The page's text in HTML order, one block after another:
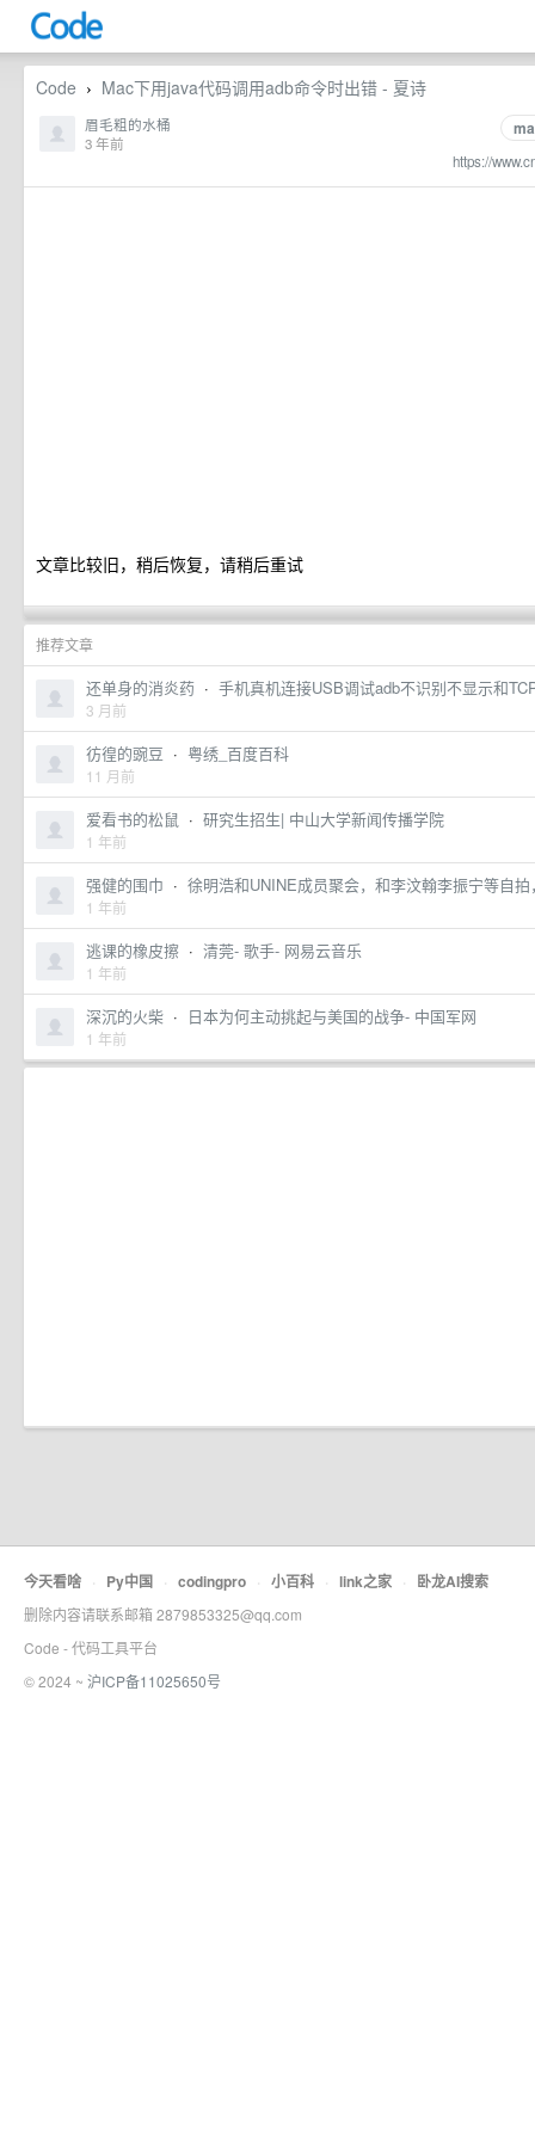
Code › Mac下用java代码调用adb命令时出错 - 夏诗
https://
眉毛粗的水桶
3 年前
文章比较旧，稍后恢复，请稍后重试
推荐文章
还单身的消炎药 · 手机真机连接USB调试adb不识别不显示和
3 月前
彷徨的豌豆 · 粤绣_百度百科
11 月前
爱看书的松鼠 · 研究生招生| 中山大学新闻传播学院
1 年前
强健的围巾 · 徐明浩和UNINE成员聚会，和李汶翰李振宁等自
1 年前
逃课的橡皮擦 · 清莞- 歌手- 网易云音乐
1 年前
深沉的火柴 · 日本为何主动挑起与美国的战争- 中国军网
1 年前
今天看啥 · Py中国 · codingpro · 小百科 · link之家 · 卧龙AI搜索
删除内容请联系邮箱 2879853325@qq.com
Code - 代码工具平台
© 2024 ~ 沪ICP备11025650号